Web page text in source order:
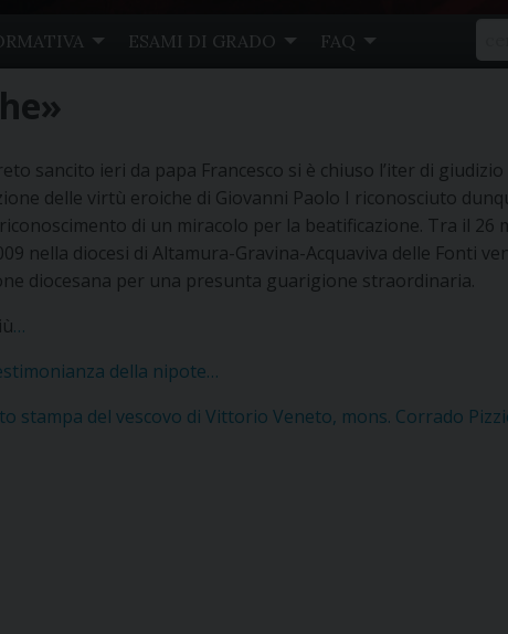
ESAMI DI GRADO FAQ
sancito ieri da papa Francesco si è chiuso l’iter di
delle virtù eroiche di Giovanni Paolo I riconosciuto
di un miracolo per la beatificazione. Tra il 26
nella diocesi di Altamura-Gravina-Acquaviva delle Fonti
diocesana per una presunta guarigione straordinaria.
…
della nipote…
stampa del vescovo di Vittorio Veneto, mons. Corrado